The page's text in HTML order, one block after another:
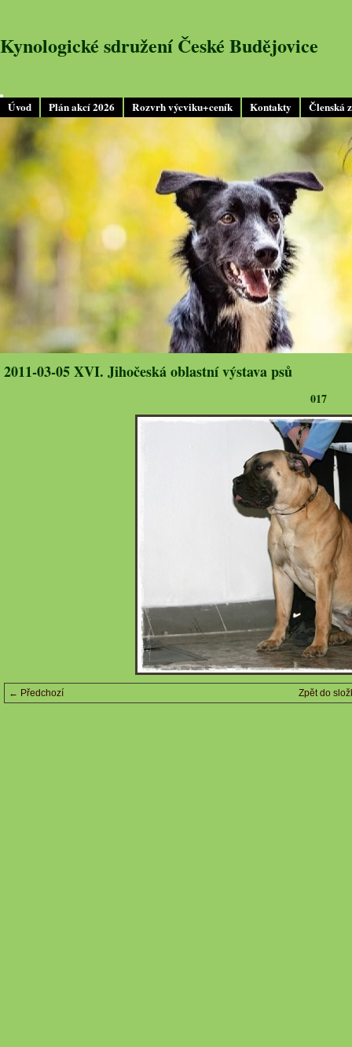
Úvod Plán akcí 2026 Rozvrh výcviku+ceník Kontakty Členská
Kynologické sdružení České Budějovice
2011-03-05 XVI. Jihočeská oblastní výstava psů
017
← Předchozí Zpět do